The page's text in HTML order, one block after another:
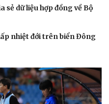
sẻ dữ liệu hợp đồng về Bộ
nhiệt đới trên biển Đông